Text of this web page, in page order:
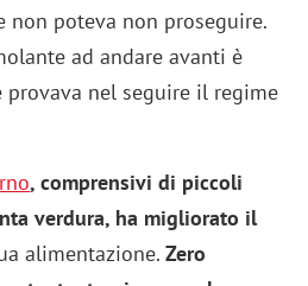
non poteva non proseguire.
ad andare avanti è
provava nel seguire il regime
, comprensivi di piccoli
verdura, ha migliorato il
alimentazione.Zero